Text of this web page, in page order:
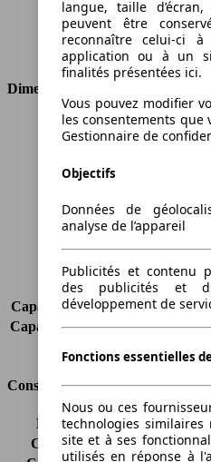
Cylindres
4
Transmission
Boîte
Type de traction
Dimensions
Longueur
Largeur
Poids maximum
Charge maximale
Portes
Sièges
Charge sur toit
Capacité de remorquage (sans
Capacité de remorquage (avec
Consommation
Émissions de CO2*
139
Consommation (ville)
6.9
langue, taille
peuvent être
reconnaître celui-ci
application ou à un
finalités présentées ici.
Vous pouvez modifier
les consentements que
Gestionnaire de
Objectifs
Données de
analyse de l’appareil
Publicités et contenu
des publicités et
développement de
Fonctions essentielles
Nous ou ces
technologies
site et à ses
utilisés en réponse à